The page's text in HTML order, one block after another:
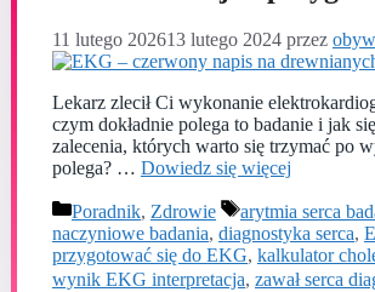
11 lutego 202613 lutego 2024 przez
Lekarz zlecił Ci wykonanie
czym dokładnie polega to badanie i jak
zalecenia, których warto się trzymać po
polega? … Dowiedz się więcej
Kategorie
Poradnik, Zdrowie Tagi
arytmia serca
naczyniowe badania, diagnostyka serca,
przygotować się do EKG, kalkulator
wynik EKG interpretacja, zawał serca